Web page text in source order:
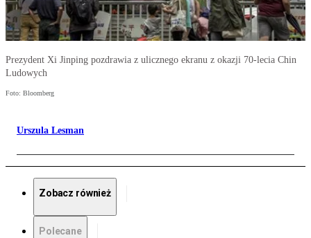
Prezydent Xi Jinping pozdrawia z ulicznego ekranu z okazji 70-lecia Chin
Ludowych
Foto: Bloomberg
Urszula Lesman
Zobacz również
Polecane